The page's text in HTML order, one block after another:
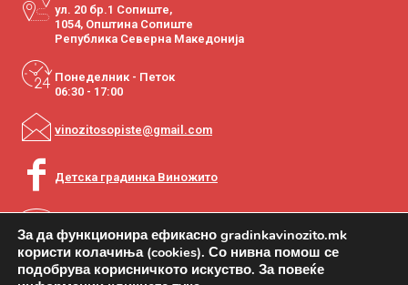
ул. 20 бр.1 Сопиште,
1054, Општина Сопиште
Република Северна Македонија
Понеделник - Петок
06:30 - 17:00
vinozitosopiste@gmail.com
Детска градинка Виножито
За да функционира ефикасно gradinkavinozito.mk
користи колачиња (cookies). Со нивна помош се
подобрува корисничкото искуство. За повеќе